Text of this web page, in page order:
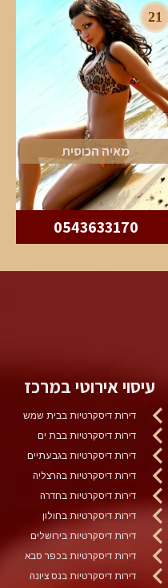
21
מאיה הכוסית
0543633170
עיסוי אירוטי במרכז
דירות דיסקרטיות בבית שמש
דירות דיסקרטיות בבת ים
דירות דיסקרטיות בגבעתיים
דירות דיסקרטיות בהרצליה
דירות דיסקרטיות בחדרה
דירות דיסקרטיות בחולון
דירות דיסקרטיות בירושלים
דירות דיסקרטיות בכפר סבא
דירות דיסקרטיות בנס ציונה